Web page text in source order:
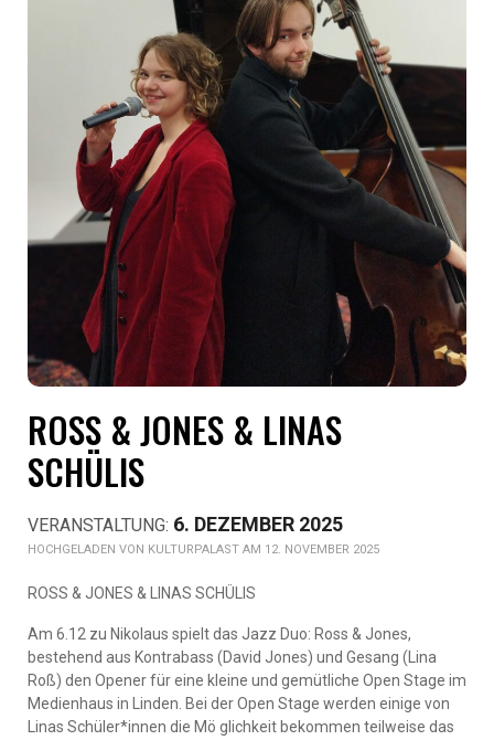
ROSS & JONES & LINAS
SCHÜLIS
6. DEZEMBER 2025
KULTURPALAST AM 12. NOVEMBER 2025
ROSS & JONES & LINAS SCHÜLIS
Am 6.12 zu Nikolaus spielt das Jazz Duo: Ross & Jones,
bestehend aus Kontrabass (David Jones) und Gesang (Lina
Roß) den Opener für eine kleine und gemütliche Open Stage im
Medienhaus in Linden. Bei der Open Stage werden einige von
Linas Schüler*innen die Mö glichkeit bekommen teilweise das